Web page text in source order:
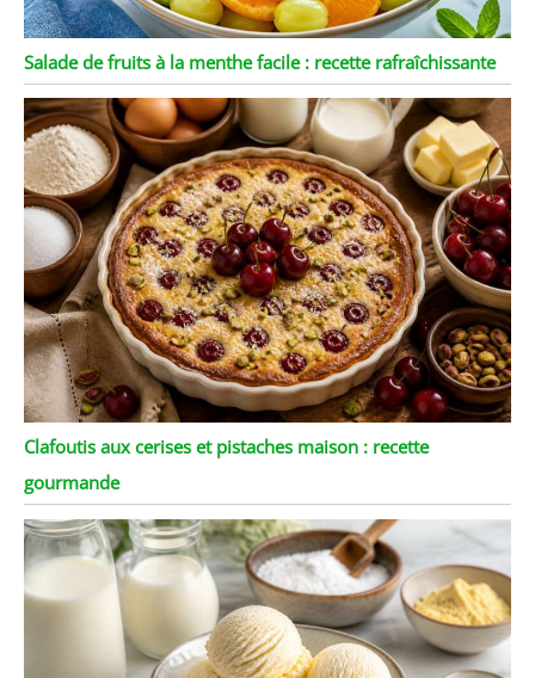
Salade de fruits à la menthe facile : recette rafraîchissante
Clafoutis aux cerises et pistaches maison : recette
gourmande